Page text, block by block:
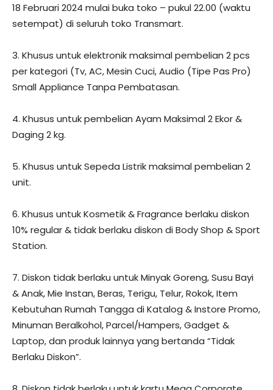
18 Februari 2024 mulai buka toko – pukul 22.00 (waktu
setempat) di seluruh toko Transmart.
3. Khusus untuk elektronik maksimal pembelian 2 pcs
per kategori (Tv, AC, Mesin Cuci, Audio (Tipe Pas Pro)
Small Appliance Tanpa Pembatasan.
4. Khusus untuk pembelian Ayam Maksimal 2 Ekor &
Daging 2 kg.
5. Khusus untuk Sepeda Listrik maksimal pembelian 2
unit.
6. Khusus untuk Kosmetik & Fragrance berlaku diskon
10% regular & tidak berlaku diskon di Body Shop & Sport
Station.
7. Diskon tidak berlaku untuk Minyak Goreng, Susu Bayi
& Anak, Mie Instan, Beras, Terigu, Telur, Rokok, Item
Kebutuhan Rumah Tangga di Katalog & Instore Promo,
Minuman Beralkohol, Parcel/Hampers, Gadget &
Laptop, dan produk lainnya yang bertanda “Tidak
Berlaku Diskon”.